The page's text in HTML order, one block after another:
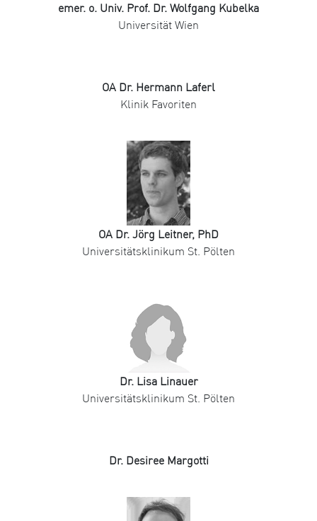
emer. o. Univ. Prof. Dr. Wolfgang Kubelka
Universität Wien
OA Dr. Hermann Laferl
Klinik Favoriten
OA Dr. Jörg Leitner, PhD
Universitätsklinikum St. Pölten
Dr. Lisa Linauer
Universitätsklinikum St. Pölten
Dr. Desiree Margotti